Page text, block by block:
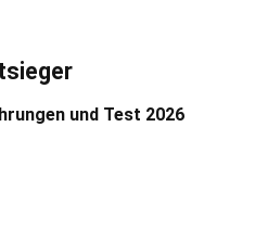
und Test 2026